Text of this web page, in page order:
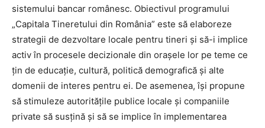
sistemului bancar românesc. Obiectivul programului
„Capitala Tineretului din România” este să elaboreze
strategii de dezvoltare locale pentru tineri și să-i implice
activ în procesele decizionale din orașele lor pe teme ce
țin de educație, cultură, politică demografică și alte
domenii de interes pentru ei. De asemenea, își propune
să stimuleze autoritățile publice locale și companiile
private să susțină și să se implice în implementarea